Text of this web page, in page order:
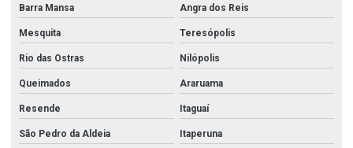
Barra Mansa Angra dos Reis
Mesquita Teresópolis
Rio das Ostras Nilópolis
Queimados Araruama
Resende Itaguaí
São Pedro da Aldeia Itaperuna